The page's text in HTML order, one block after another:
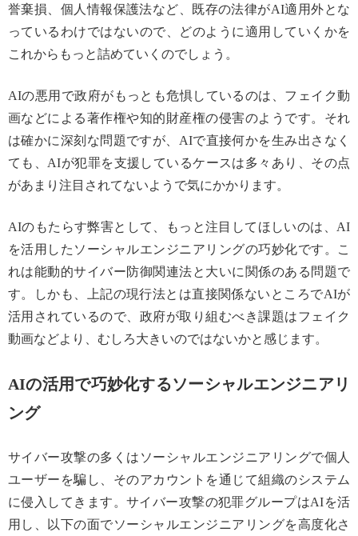
誉棄損、個人情報保護法など、既存の法律がAI適用外とな
っているわけではないので、どのように適用していくかを
これからもっと詰めていくのでしょう。
AIの悪用で政府がもっとも危惧しているのは、フェイク動
画などによる著作権や知的財産権の侵害のようです。それ
は確かに深刻な問題ですが、AIで直接何かを生み出さなく
ても、AIが犯罪を支援しているケースは多々あり、その点
があまり注目されてないようで気にかかります。
AIのもたらす弊害として、もっと注目してほしいのは、AI
を活用したソーシャルエンジニアリングの巧妙化です。こ
れは能動的サイバー防御関連法と大いに関係のある問題で
す。しかも、上記の現行法とは直接関係ないところでAIが
活用されているので、政府が取り組むべき課題はフェイク
動画などより、むしろ大きいのではないかと感じます。
AIの活用で巧妙化するソーシャルエンジニアリ
ング
サイバー攻撃の多くはソーシャルエンジニアリングで個人
ユーザーを騙し、そのアカウントを通じて組織のシステム
に侵入してきます。サイバー攻撃の犯罪グループはAIを活
用し、以下の面でソーシャルエンジニアリングを高度化さ